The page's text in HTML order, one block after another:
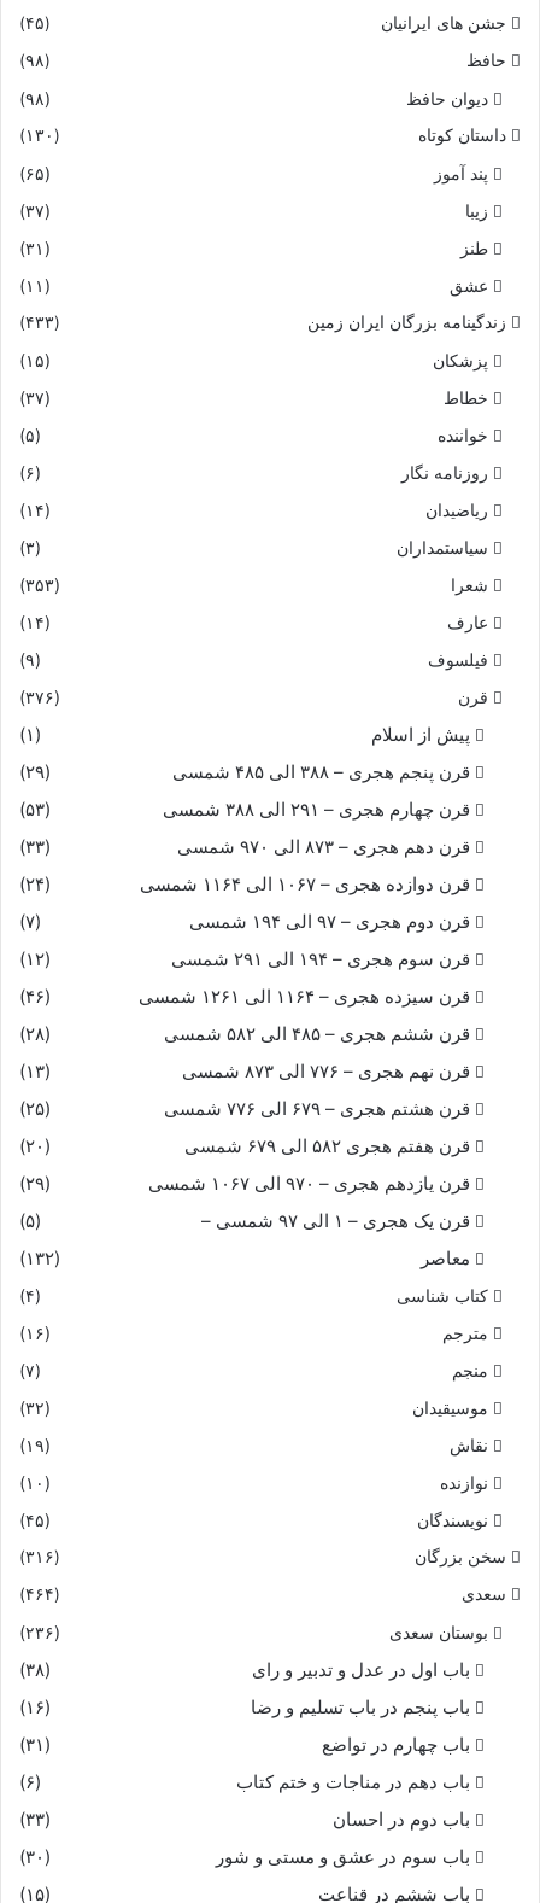
جشن های ایرانیان
(۴۵)
حافظ
(۹۸)
دیوان حافظ (۹۸)
داستان کوتاه (۱۳۰)
پند آموز
(۶۵)
زیبا
(۳۷)
طنز
(۳۱)
عشق
(۱۱)
زندگینامه بزرگان ایران زمین (۴۳۳)
پزشکان
(۱۵)
خطاط
(۳۷)
خواننده
(۵)
روزنامه نگار
(۶)
ریاضیدان
(۱۴)
سیاستمداران
(۳)
شعرا
(۳۵۳)
عارف
(۱۴)
فیلسوف
(۹)
قرن
(۳۷۶)
پیش از اسلام
(۱)
قرن پنجم هجری – ۳۸۸ الی ۴۸۵ شمسی
(۲۹)
قرن چهارم هجری – ۲۹۱ الی ۳۸۸ شمسی
(۵۳)
قرن دهم هجری – ۸۷۳ الی ۹۷۰ شمسی
(۳۳)
قرن دوازده هجری – ۱۰۶۷ الی ۱۱۶۴ شمسی
(۲۴)
قرن دوم هجری – ۹۷ الی ۱۹۴ شمسی
(۷)
قرن سوم هجری – ۱۹۴ الی ۲۹۱ شمسی
(۱۲)
قرن سیزده هجری – ۱۱۶۴ الی ۱۲۶۱ شمسی
(۴۶)
قرن ششم هجری – ۴۸۵ الی ۵۸۲ شمسی
(۲۸)
قرن نهم هجری – ۷۷۶ الی ۸۷۳ شمسی
(۱۳)
قرن هشتم هجری – ۶۷۹ الی ۷۷۶ شمسی
(۲۵)
قرن هفتم هجری ۵۸۲ الی ۶۷۹ شمسی
(۲۰)
قرن یازدهم هجری – ۹۷۰ الی ۱۰۶۷ شمسی
(۲۹)
قرن یک هجری – ۱ الی ۹۷ شمسی –
(۵)
معاصر
(۱۳۲)
کتاب شناسی
(۴)
مترجم
(۱۶)
منجم
(۷)
موسیقیدان
(۳۲)
نقاش
(۱۹)
نوازنده
(۱۰)
نویسندگان
(۴۵)
سخن بزرگان
(۳۱۶)
سعدی
(۴۶۴)
بوستان سعدی (۲۳۶)
باب اول در عدل و تدبیر و رای
(۳۸)
باب پنجم در باب تسلیم و رضا
(۱۶)
باب چهارم در تواضع
(۳۱)
باب دهم در مناجات و ختم کتاب
(۶)
باب دوم در احسان
(۳۳)
باب سوم در عشق و مستی و شور
(۳۰)
باب ششم در قناعت
(۱۵)